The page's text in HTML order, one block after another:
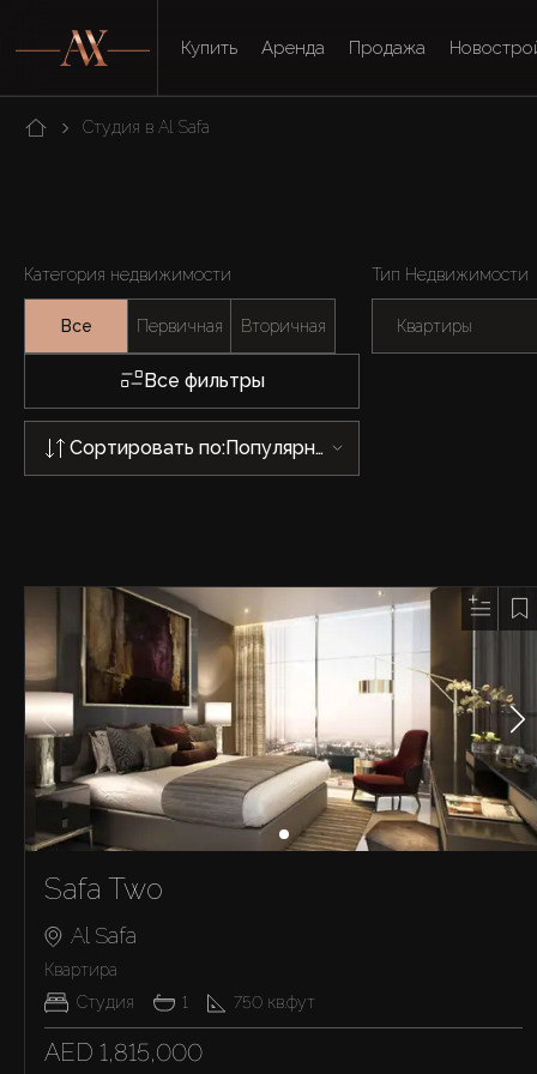
Купить Аренда Продажа
Студия в Al Safa
Категория недвижимости
Все Первичная Вторичная
Тип Недвижимости
Квартиры
Все фильтры
Сортировать по: Популярности
Safa Two
Al Safa
Квартира
Студия
1 750 кв.фут
AED 1,815,000